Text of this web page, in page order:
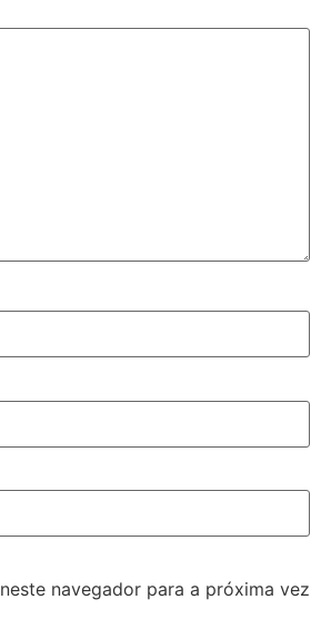
navegador para a próxima vez